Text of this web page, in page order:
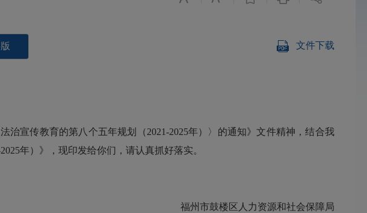
文件下载
宣传教育的第八个五年规划（2021-2025年）〉的通知》文件精神，结合我
年）》，现印发给你们，请认真抓好落实。
福州市鼓楼区人力资源和社会保障局